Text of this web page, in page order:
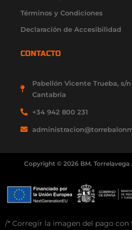
Términos y Condiciones
Declaración de Accesibilidad
CONTACTO
Pabellón Vicente Trueba, s/
Cantabria
+34 942 800 231
Copyright © 2026 BM. Torrelavega
/* Corregir la imagen del pago con